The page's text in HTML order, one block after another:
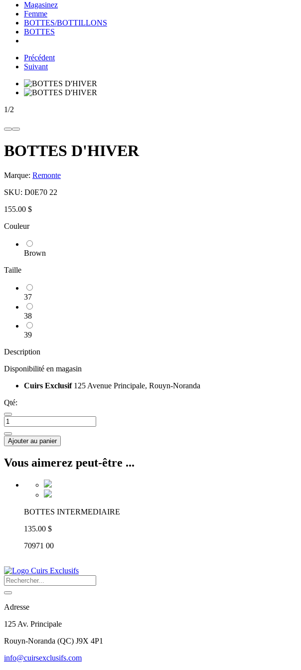
Magasinez
Femme
BOTTES/BOTTILLONS
BOTTES
Précédent
Suivant
1/2
BOTTES D'HIVER
Marque: Remonte
SKU: D0E70 22
155.00 $
Couleur
Brown
Taille
37
38
39
Description
Disponibilité en magasin
Cuirs Exclusif 125 Avenue Principale, Rouyn-Noranda
Qté:
Ajouter au panier
Vous aimerez peut-être ...
BOTTES INTERMEDIAIRE
135.00 $
70971 00
Adresse
125 Av. Principale
Rouyn-Noranda (QC) J9X 4P1
info@cuirsexclusifs.com